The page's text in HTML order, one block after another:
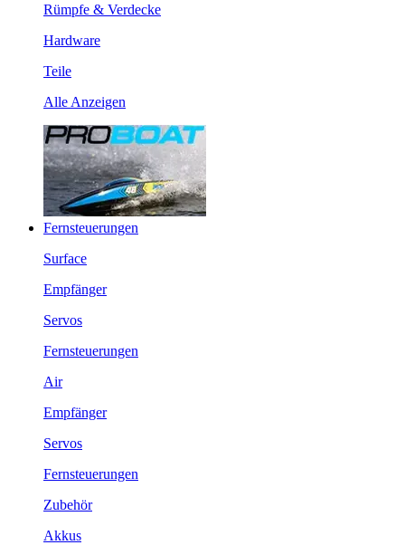
Rümpfe & Verdecke
Hardware
Teile
Alle Anzeigen
Fernsteuerungen
Surface
Empfänger
Servos
Fernsteuerungen
Air
Empfänger
Servos
Fernsteuerungen
Zubehör
Akkus